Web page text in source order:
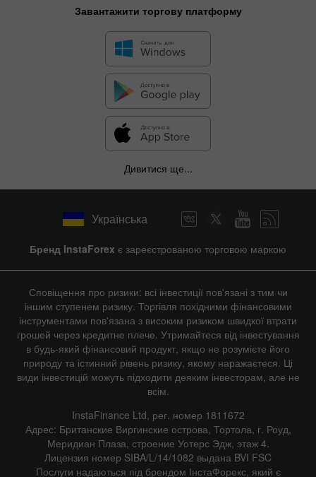
Завантажити торгову платформу
Дивитися ще...
Українська
Бренд InstaForex є зареєстрованою торговою маркою
Сповіщення про ризики: всі інвестиції пов'язані з тим чи
іншим ступенем ризику. Торгівля похідними фінансовими
інструментами пов'язана з високим ризиком швидкої втрати
грошей через кредитне плече. Утримайтеся від інвестування
в будь-який фінансовий продукт, якщо не розумієте його
природу та істинний рівень ризику, якому наражаєтеся. Ці
види інвестицій можуть підходити деяким інвесторам, але не
всім.
InstaFinance Ltd, рег. номер 1811672
Адрес: Британские Виргинские острова, Тортола, г. Роуд,
Меридиан Плаза, строение Уотерс Эдж, этаж 4.
Лицензия номер SIBA/L/14/1082 выдана BVI FSC
Послуги надаються під брендом ІнстаФорекс, який є